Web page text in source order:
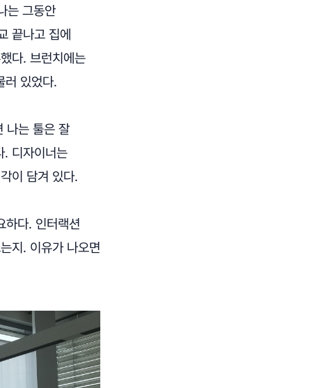
는 그동안
끝나고 집에
다. 브런치에는
러 있었다.
나는 툴은 잘
. 디자이너는
이 담겨 있다.
하다. 인터랙션
지. 이유가 나오면